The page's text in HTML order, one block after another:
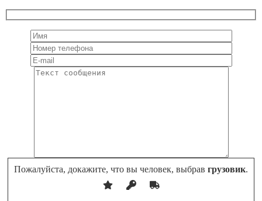
Пожалуйста, докажите, что вы человек, выбрав грузовик.